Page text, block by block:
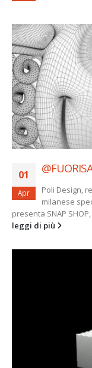
01
Apr
Poli Design,
milanese
presenta SNAP
leggi di più